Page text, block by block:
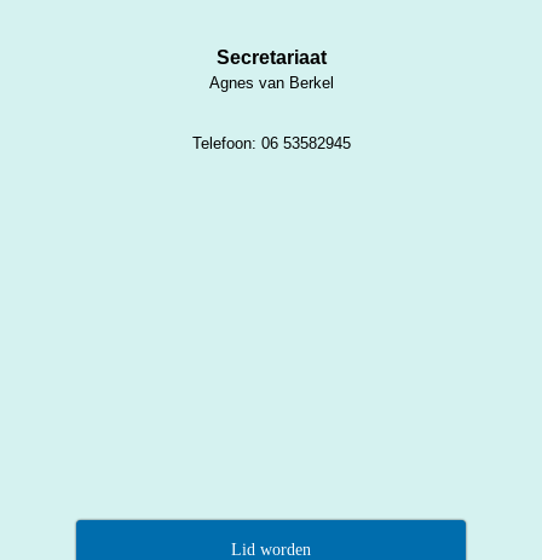
Secretariaat
Agnes van Berkel
Telefoon: 06 53582945
Lid worden